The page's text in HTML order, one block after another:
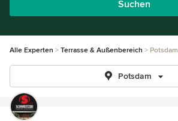
Suchen
Alle Experten Terrasse & Außenbereich Potsdam
Potsdam